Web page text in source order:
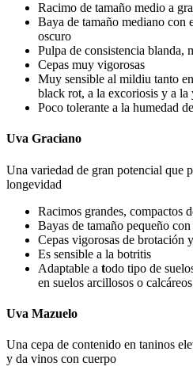
Racimo de tamaño medio a
Baya de tamaño mediano con
oscuro
Pulpa de consistencia blanda,
Cepas muy vigorosas
Muy sensible al mildiu tanto
black rot, a la excoriosis y a la
Poco tolerante a la humedad
Uva Graciano
Una variedad de gran potencial que
longevidad
Racimos grandes, compactos
Bayas de tamaño pequeño
Cepas vigorosas de brotación
Es sensible a la botritis
Adaptable a todo tipo de
en suelos arcillosos o
Uva Mazuelo
Una cepa de contenido en taninos
y da vinos con cuerpo